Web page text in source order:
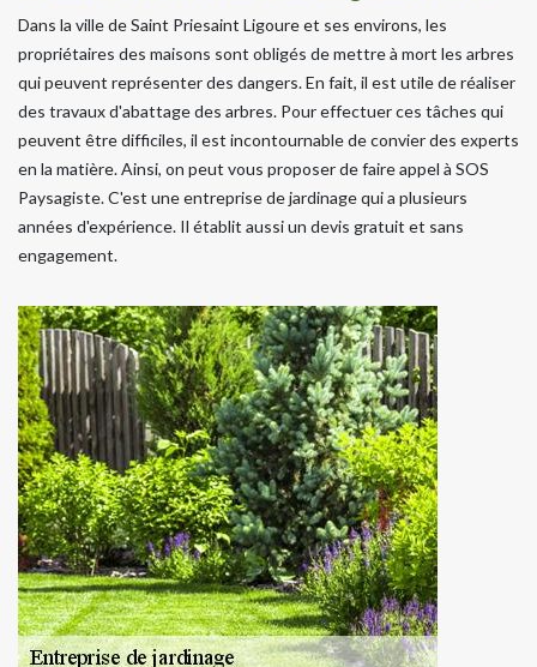
Dans la ville de Saint Priesaint Ligoure et ses environs, les
propriétaires des maisons sont obligés de mettre à mort les arbres
qui peuvent représenter des dangers. En fait, il est utile de réaliser
des travaux d'abattage des arbres. Pour effectuer ces tâches qui
peuvent être difficiles, il est incontournable de convier des experts
en la matière. Ainsi, on peut vous proposer de faire appel à SOS
Paysagiste. C'est une entreprise de jardinage qui a plusieurs
années d'expérience. Il établit aussi un devis gratuit et sans
engagement.